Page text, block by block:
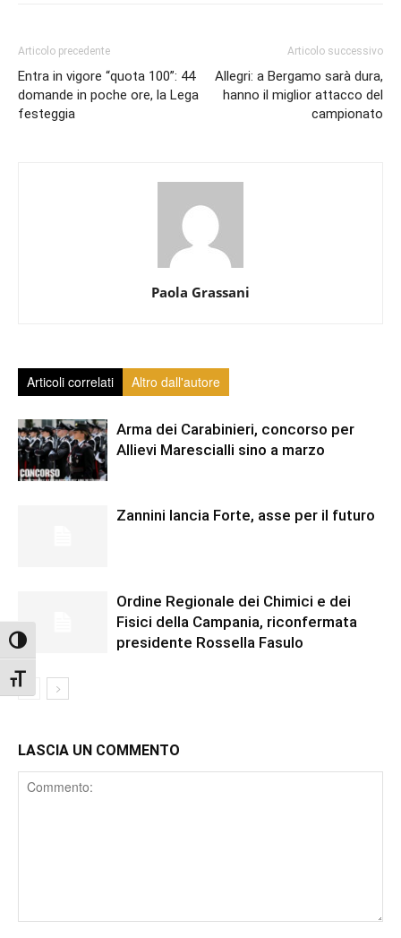
Attiva/disattiva alto contrasto
Attiva/disattiva dimensione testo
Articolo precedente
Entra in vigore “quota 100”: 44
domande in poche ore, la Lega
festeggia
Articolo successivo
Allegri: a Bergamo sarà dura,
hanno il miglior attacco del
campionato
Paola Grassani
Articoli correlati Altro dall'autore
Arma dei Carabinieri, concorso per
Allievi Marescialli sino a marzo
Zannini lancia Forte, asse per il futuro
Ordine Regionale dei Chimici e dei
Fisici della Campania, riconfermata
presidente Rossella Fasulo
LASCIA UN COMMENTO
Comment